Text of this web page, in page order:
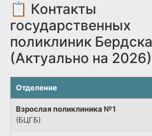
📋 Контакты
государственных
поликлиник Бердска
(Актуально на 2026)
Отделение
Взрослая поликлиника №1
(БЦГБ)